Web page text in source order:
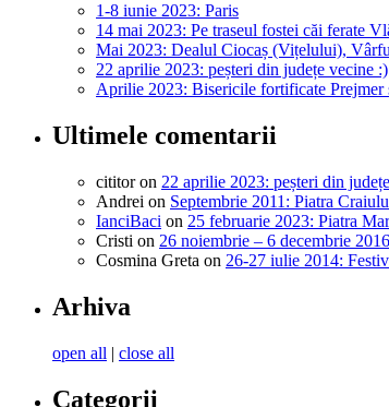
1-8 iunie 2023: Paris
14 mai 2023: Pe traseul fostei căi ferate
Mai 2023: Dealul Ciocaș (Vițelului),
22 aprilie 2023: peșteri din județe vecine :)
Aprilie 2023: Bisericile fortificate Prejmer
Ultimele comentarii
cititoron 22 aprilie 2023: peșteri din
Andrei on Septembrie 2011: Piatra
IanciBaci on 25 februarie 2023: Piatra
Cristi on 26 noiembrie – 6 decembrie
Cosmina Greta on 26-27 iulie 2014:
Arhiva
open all | close all
Categorii